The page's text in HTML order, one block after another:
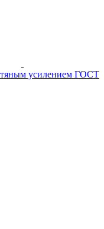
усилением ГОСТ